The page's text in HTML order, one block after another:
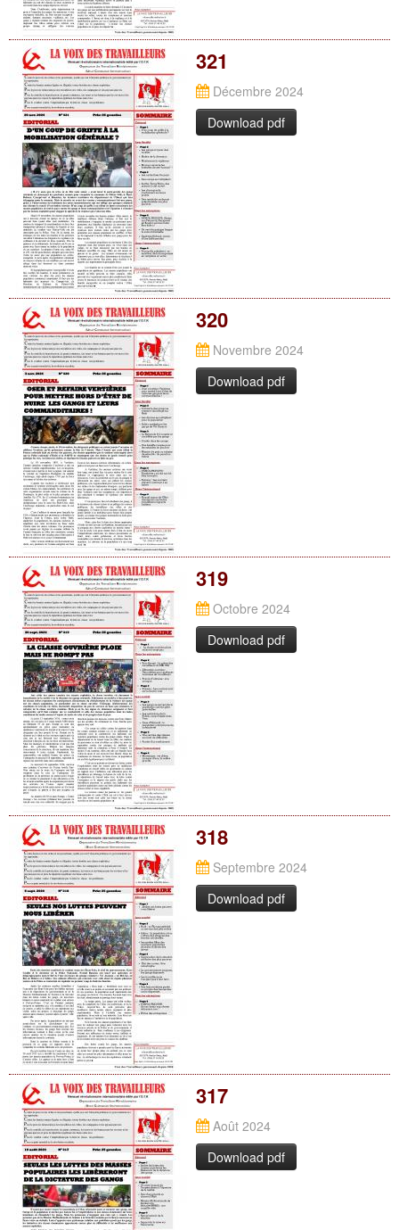
321
Décembre 2024
Download pdf
320
Novembre 2024
Download pdf
319
Octobre 2024
Download pdf
318
Septembre 2024
Download pdf
317
Août 2024
Download pdf